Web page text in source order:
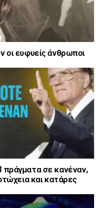
οι ευφυείς άνθρωποι
πράγματα σε κανέναν,
και κατάρες